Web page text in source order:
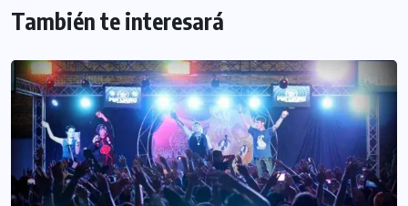
También te interesará